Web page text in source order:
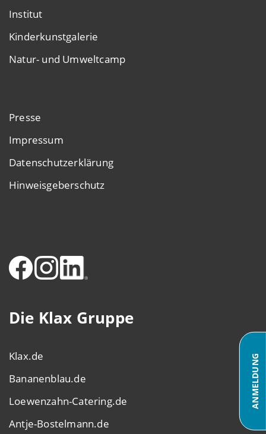
Institut
Kinderkunstgalerie
Natur- und Umweltcamp
Presse
Impressum
Datenschutzerklärung
Hinweisgeberschutz
Die Klax Gruppe
Klax.de
Bananenblau.de
Loewenzahn-Catering.de
Antje-Bostelmann.de
ANMELDUNG